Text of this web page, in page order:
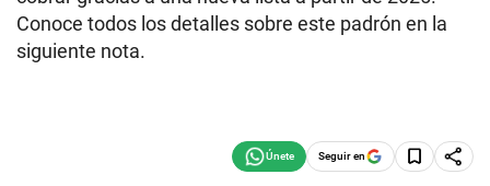
Conoce todos los detalles sobre este padrón en la
siguiente nota.
Seguir en